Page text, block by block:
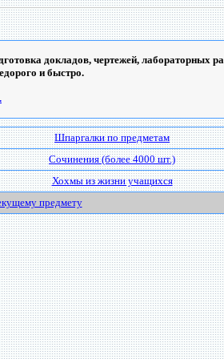
докладов, чертежей, лабораторных
и быстро.
Шпаргалки по предметам
Сочинения (более 4000 шт.)
Хохмы из жизни учащихся
предмету